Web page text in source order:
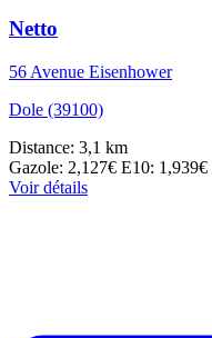
Netto
56 Avenue Eisenhower
Dole (39100)
Distance: 3,1 km
Gazole: 2,127€ E10: 1,939€
Voir détails